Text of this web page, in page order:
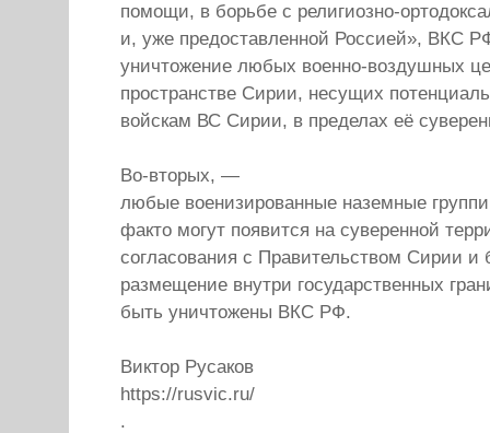
помощи, в борьбе с религиозно-
и, уже предоставленной Россией», ВКС
уничтожение любых военно-воздушных
пространстве Сирии, несущих
войскам ВС Сирии, в пределах её
Во-вторых, —
любые военизированные наземные
факто могут появится на суверенной
согласования с Правительством Сирии
размещение внутри государственных
быть уничтожены ВКС РФ.
Виктор Русаков
https://rusvic.ru/
.